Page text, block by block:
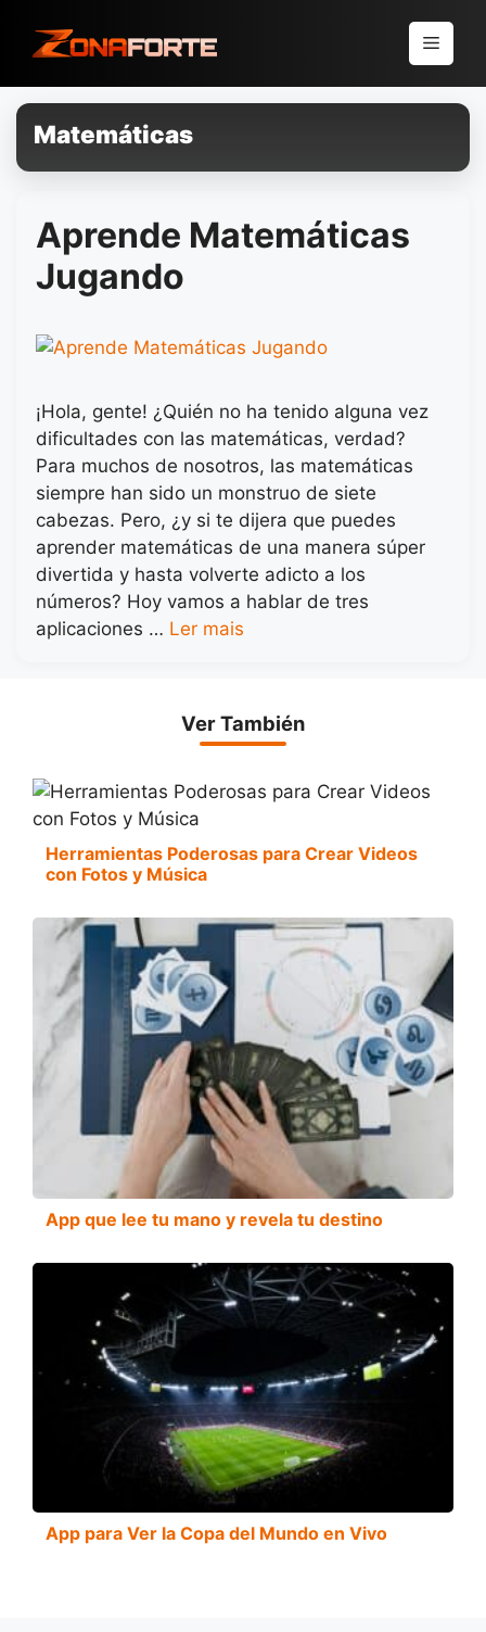
para
conteúdo
Menu
Matemáticas
Aprende Matemáticas
Jugando
¡Hola, gente! ¿Quién no ha tenido alguna vez
dificultades con las matemáticas, verdad?
Para muchos de nosotros, las matemáticas
siempre han sido un monstruo de siete
cabezas. Pero, ¿y si te dijera que puedes
aprender matemáticas de una manera súper
divertida y hasta volverte adicto a los
números? Hoy vamos a hablar de tres
aplicaciones … Ler mais
Ver También
Herramientas Poderosas para Crear Videos
con Fotos y Música
App que lee tu mano y revela tu destino
App para Ver la Copa del Mundo en Vivo